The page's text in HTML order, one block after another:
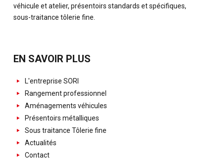
véhicule et atelier, présentoirs standards et spécifiques,
sous-traitance tôlerie fine.
EN SAVOIR PLUS
L'entreprise SORI
Rangement professionnel
Aménagements véhicules
Présentoirs métalliques
Sous traitance Tôlerie fine
Actualités
Contact